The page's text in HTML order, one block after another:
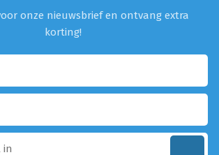
onze nieuwsbrief en ontvang extra
korting!